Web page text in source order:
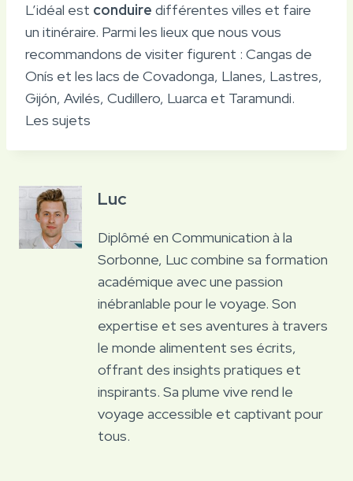
L’idéal est conduire différentes villes et faire
un itinéraire. Parmi les lieux que nous vous
recommandons de visiter figurent : Cangas de
Onís et les lacs de Covadonga, Llanes, Lastres,
Gijón, Avilés, Cudillero, Luarca et Taramundi.
Les sujets
Luc
Diplômé en Communication à la
Sorbonne, Luc combine sa formation
académique avec une passion
inébranlable pour le voyage. Son
expertise et ses aventures à travers
le monde alimentent ses écrits,
offrant des insights pratiques et
inspirants. Sa plume vive rend le
voyage accessible et captivant pour
tous.